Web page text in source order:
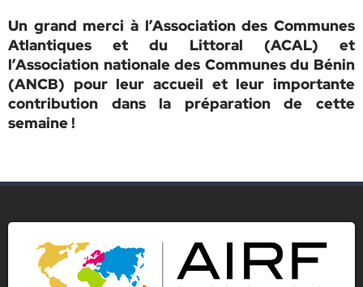
Un grand merci à l’Association des Communes
Atlantiques et du Littoral (ACAL) et
l’Association nationale des Communes du Bénin
(ANCB) pour leur accueil et leur importante
contribution dans la préparation de cette
semaine !